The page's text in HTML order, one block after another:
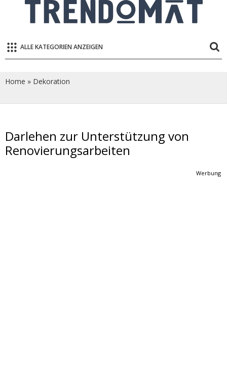
ALLE KATEGORIEN ANZEIGEN
Home » Dekoration
Darlehen zur Unterstützung von
Renovierungsarbeiten
Werbung